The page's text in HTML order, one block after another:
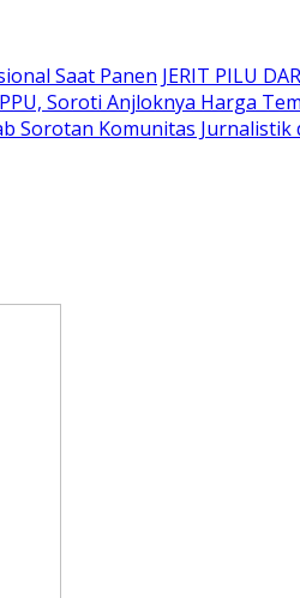
Saat Panen JERIT PILU
Soroti Anjloknya Harga
Sorotan Komunitas